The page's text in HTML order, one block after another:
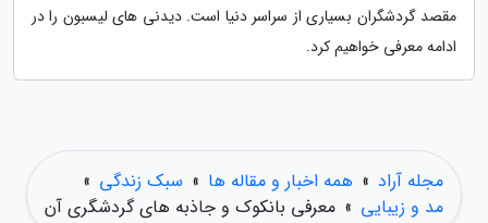
مقصد گردشگران بسیاری از سراسر دنیا است. دیدنی های لیسبون را در
ادامه معرفی خواهیم کرد.
مجله آراد » همه اخبار و مقاله ها » سبک زندگی »
مد و زیبایی » معرفی بانکوک و جاذبه های گردشگری آن